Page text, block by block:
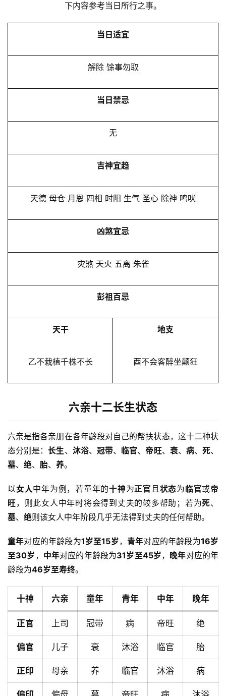
首
下内容参考当日所行之事。
当日适宜
解除 馀事勿取
当日禁忌
无
吉神宜趋
天德 母仓 月恩 四相 时阳 生气 圣心 除神 鸣吠
凶煞宜忌
灾煞 天火 五离 朱雀
彭祖百忌
天干
乙不栽植千株不长
地支
酉不会客醉坐颠狂
六亲十二长生状态
六亲是指各亲朋在各年龄段对自己的帮扶状态，这十二种状
态分别是：长生、 沐浴、 冠带、 临官、 帝旺、 衰、 病、死、
墓、 绝、 胎、 养。
以女人中年为例，若童年的十神为正官且状态为临官或帝
旺，则此女人中年时将会得到丈夫的较多帮助；若为死、
墓、 绝则该女人中年阶段几乎无法得到丈夫的任何帮助。
童年对应的年龄段为1岁至15岁，青年对应的年龄段为16岁
至30岁 ， 中年对应的年龄段为31岁至45岁， 晚年对应的年
龄段为46岁至寿终。
十神 六亲 童年 青年 中年 晚年
正官 上司 冠带 病 帝旺 绝
偏官 儿子 衰 沐浴 临官 胎
正印 母亲 养 临官 沐浴 病